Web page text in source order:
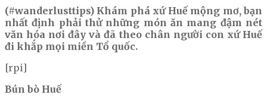
(#wanderlusttips) Khám phá xứ Huế mộng mơ, bạn
nhất định phải thử những món ăn mang đậm nét
văn hóa nơi đây và đã theo chân người con xứ Huế
đi khắp mọi miền Tổ quốc.
[rpi]
Bún bò Huế